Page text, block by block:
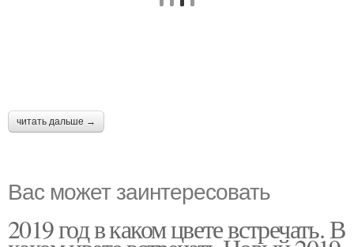
читать дальше →
Вас может заинтересовать
2019 год в каком цвете встречать. В